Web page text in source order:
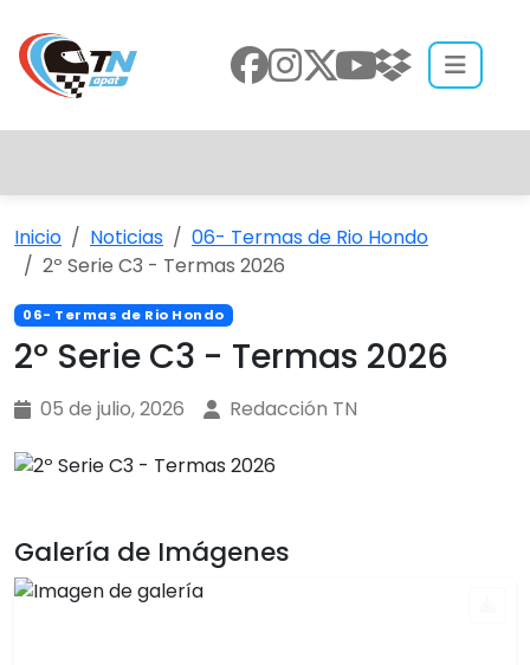
Inicio Noticias
06- Termas de Rio Hondo
2º Serie C3 - Termas 2026
06- Termas de Rio Hondo
2º Serie C3 - Termas 2026
05 de julio, 2026 Redacción TN
Galería de Imágenes